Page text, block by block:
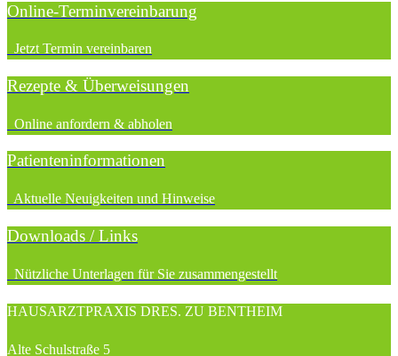
Online-Termin­vereinbarung
Jetzt Termin vereinbaren
Rezepte & Überweisungen
Online anfordern & abholen
Patienten­informationen
Aktuelle Neuigkeiten und Hinweise
Downloads / Links
Nützliche Unterlagen für Sie zusammengestellt
HAUS­ARZTPRAXIS DRES. ZU BENTHEIM
Alte Schulstraße 5